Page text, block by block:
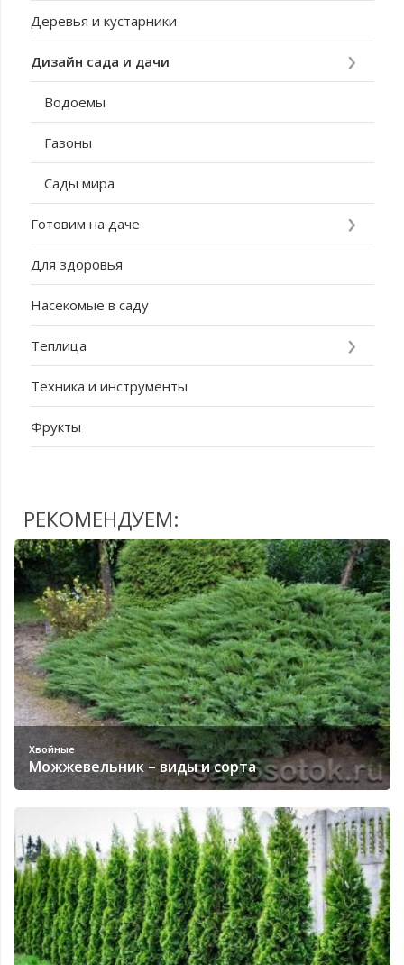
Деревья и кустарники
Дизайн сада и дачи
Водоемы
Газоны
Сады мира
Готовим на даче
Для здоровья
Насекомые в саду
Теплица
Техника и инструменты
Фрукты
РЕКОМЕНДУЕМ:
Хвойные
Можжевельник – виды и сорта